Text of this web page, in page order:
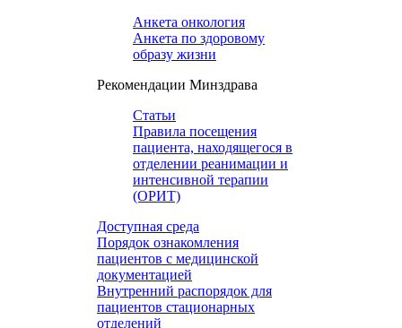
Анкета онкология
Анкета по здоровому
образу жизни
Рекомендации Минздрава
Статьи
Правила посещения
пациента, находящегося в
отделении реанимации и
интенсивной терапии
(ОРИТ)
Доступная среда
Порядок ознакомления
пациентов с медицинской
документацией
Внутренний распорядок для
пациентов стационарных
отделений